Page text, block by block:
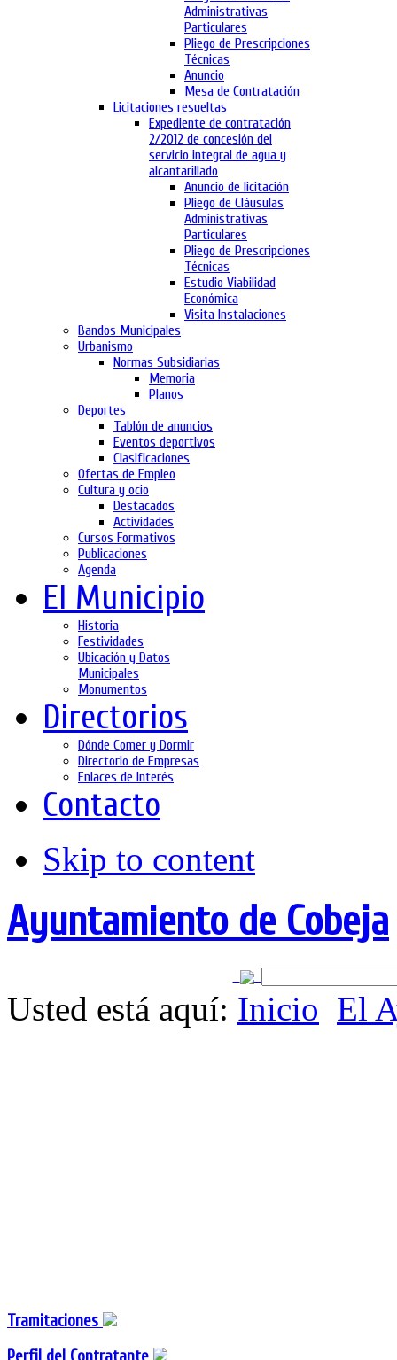
Administrativas
Particulares
Pliego de Prescripciones
Técnicas
Anuncio
Mesa de Contratación
Licitaciones resueltas
Expediente de contratación
2/2012 de concesión del
servicio integral de agua y
alcantarillado
Anuncio de licitación
Pliego de Cláusulas
Administrativas
Particulares
Pliego de Prescripciones
Técnicas
Estudio Viabilidad
Económica
Visita Instalaciones
Bandos Municipales
Urbanismo
Normas Subsidiarias
Memoria
Planos
Deportes
Tablón de anuncios
Eventos deportivos
Clasificaciones
Ofertas de Empleo
Cultura y ocio
Destacados
Actividades
Cursos Formativos
Publicaciones
Agenda
El Municipio
Historia
Festividades
Ubicación y Datos
Municipales
Monumentos
Directorios
Dónde Comer y Dormir
Directorio de Empresas
Enlaces de Interés
Contacto
Skip to content
Ayuntamiento de Cobeja
Usted está aquí: Inicio El
Tramitaciones